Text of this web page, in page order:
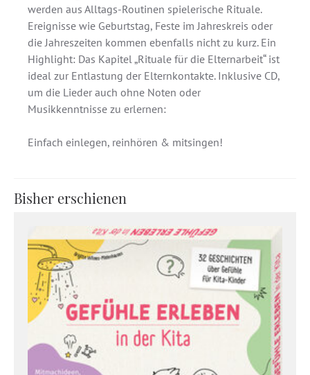
werden aus Alltags-Routinen spielerische Rituale.
Ereignisse wie Geburtstag, Feste im Jahreskreis oder
die Jahreszeiten kommen ebenfalls nicht zu kurz. Ein
Highlight: Das Kapitel „Rituale für die Elternarbeit“ ist
ideal zur Entlastung der Elternkontakte. Inklusive CD,
um die Lieder auch ohne Noten oder
Musikkenntnisse zu erlernen:
Einfach einlegen, reinhören & mitsingen!
Bisher erschienen